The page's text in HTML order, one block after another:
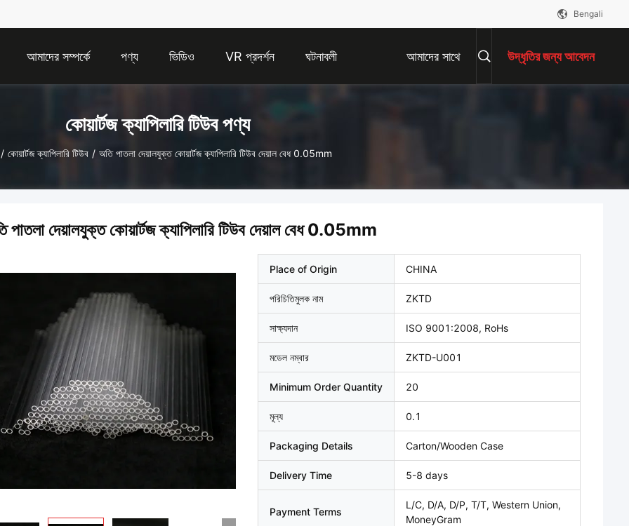
Bengali
আমাদের সম্পর্কে পণ্য ভিডিও VR প্রদর্শন ঘটনাবলী আমাদের সাথে উদ্ধৃতির জন্য আবেদন
কোয়ার্টজ ক্যাপিলারি টিউব পণ্য
/ কোয়ার্টজ ক্যাপিলারি টিউব / অতি পাতলা দেয়ালযুক্ত কোয়ার্টজ ক্যাপিলারি টিউব দেয়াল বেধ 0.05mm
পাতলা দেয়ালযুক্ত কোয়ার্টজ ক্যাপিলারি টিউব দেয়াল বেধ 0.05mm
Place of Origin CHINA
পরিচিতিমুলক নাম ZKTD
সাক্ষ্যদান ISO 9001:2008, RoHs
মডেল নম্বার ZKTD-U001
Minimum Order Quantity 20
মূল্য 0.1
Packaging Details Carton/Wooden Case
Delivery Time 5-8 days
Payment Terms
L/C, D/A, D/P, T/T, Western Union,
MoneyGram